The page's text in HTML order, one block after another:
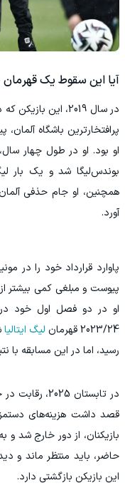
آیا این سقوط یک
در سال 2019، این
پرافتخارترین باشگاه
او بود. او در طول چهار
بوندس‌لیگا شد و یک بار
همچنین، او جام حذفی
آورد.
او در دو فصل اول خود در
2023/24 قهرمان
لیگ ایتالیا
رسید، اما در این مسابقه با نتیجه 0-5 به پاریس سن
در تابستان
قصد داشت هزینه‌های
بازیکنان، از دور خارج شد
حاضر، باید منتظر ماند و
این بازیکن بازگشتی دارد.